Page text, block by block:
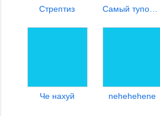
Стрептиз
Че нахуй nehehehene